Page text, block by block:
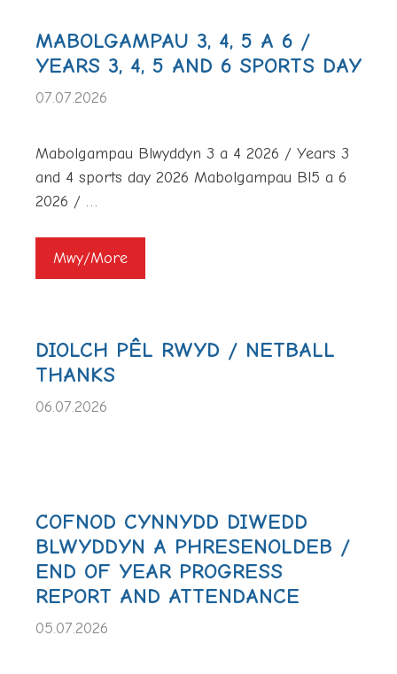
MABOLGAMPAU 3, 4, 5 A 6 /
YEARS 3, 4, 5 AND 6 SPORTS DAY
07.07.2026
Mabolgampau Blwyddyn 3 a 4 2026 / Years 3
and 4 sports day 2026 Mabolgampau Bl5 a 6
2026 / …
Mwy/More
DIOLCH PÊL RWYD / NETBALL
THANKS
06.07.2026
COFNOD CYNNYDD DIWEDD
BLWYDDYN A PHRESENOLDEB /
END OF YEAR PROGRESS
REPORT AND ATTENDANCE
05.07.2026